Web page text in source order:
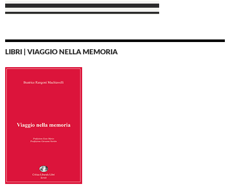
LIBRI | VIAGGIO NELLA MEMORIA